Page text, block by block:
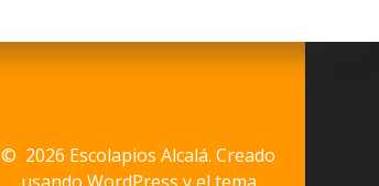
© 2026 Escolapios Alcalá. Creado